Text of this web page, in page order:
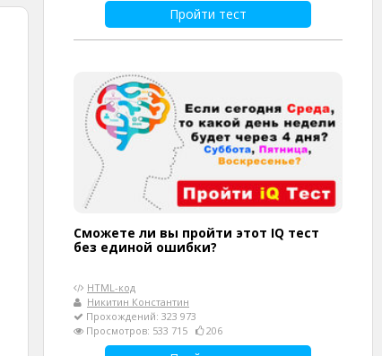
Пройти тест
Сможете ли вы пройти этот IQ тест
без единой ошибки?
HTML-код
Никитин Константин
Прохождений: 323 973
Просмотров: 533 715
206